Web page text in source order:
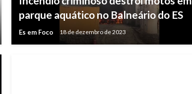
parque aquático no Balneário do ES
Es em Foco 18 de dezembro de 2023